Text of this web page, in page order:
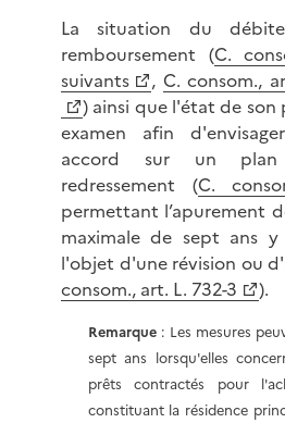
La situation du
remboursement (C.
suivants
, C. consom.,
) ainsi que l'état de
examen afin
accord sur un plan
redressement (C.
permettant l’apurement
maximale de sept ans
l'objet d'une révision ou
consom., art. L. 732-3
).
Remarque: Les mesures
sept ans lorsqu'elles
prêts contractés pour
constituant la résidence